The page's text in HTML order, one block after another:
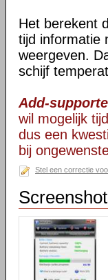
Het berekent
tijd informatie
weergeven.
schijf
Add-
wil mogelijk
dus een
bij
Stel een correctie